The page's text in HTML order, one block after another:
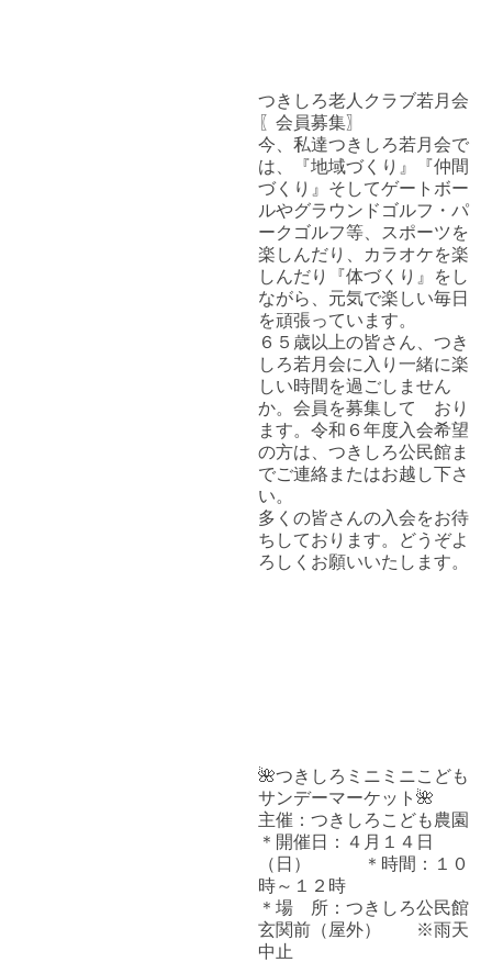
つきしろ老人クラブ若月会
〖会員募集〗
今、私達つきしろ若月会で
は、『地域づくり』『仲間
づくり』そしてゲートボー
ルやグラウンドゴルフ・パ
ークゴルフ等、スポーツを
楽しんだり、カラオケを楽
しんだり『体づくり』をし
ながら、元気で楽しい毎日
を頑張っています。
６５歳以上の皆さん、つき
しろ若月会に入り一緒に楽
しい時間を過ごしません
か。会員を募集して おり
ます。令和６年度入会希望
の方は、つきしろ公民館ま
でご連絡またはお越し下さ
い。
多くの皆さんの入会をお待
ちしております。どうぞよ
ろしくお願いいたします。
🌺つきしろミニミニこども
サンデーマーケット🌺
主催：つきしろこども農園
＊開催日：４月１４日
（日） ＊時間：１０
時～１２時
＊場 所：つきしろ公民館
玄関前（屋外） ※雨天
中止